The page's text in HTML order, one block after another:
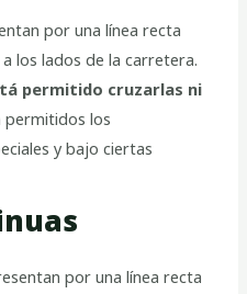
por una línea recta
los lados de la carretera.
permitido cruzarlas ni
permitidos los
y bajo ciertas
por una línea recta